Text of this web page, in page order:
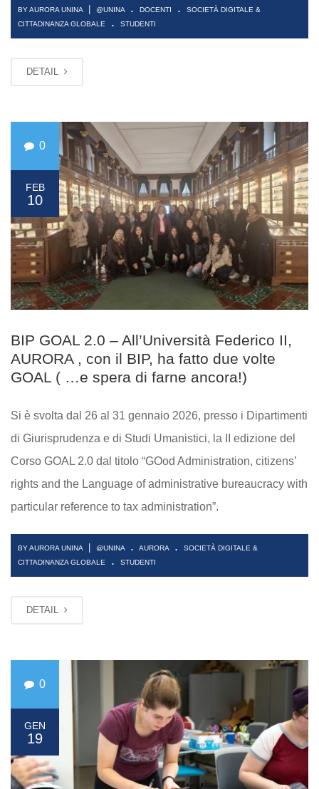
BY AURORA UNINA @UNINA . DOCENTI .
SOCIETÀ DIGITALE &
CITTADINANZA GLOBALE
. STUDENTI
DETAIL
0
FEB
10
BIP GOAL 2.0 – All’Università Federico II,
AURORA , con il BIP, ha fatto due volte
GOAL ( …e spera di farne ancora!)
Si è svolta dal 26 al 31 gennaio 2026, presso i Dipartimenti
di Giurisprudenza e di Studi Umanistici, la II edizione del
Corso GOAL 2.0 dal titolo “GOod Administration, citizens’
rights and the Language of administrative bureaucracy with
particular reference to tax administration”.
BY AURORA UNINA @UNINA . AURORA .
SOCIETÀ DIGITALE &
CITTADINANZA GLOBALE
. STUDENTI
DETAIL
0
GEN
19